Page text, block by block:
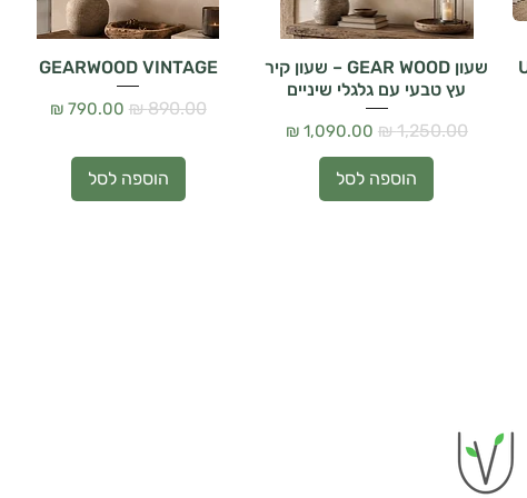
שעון GEAR WOOD – שעון קיר
עץ טבעי עם גלגלי שיניים
מחיר רגיל‏1,250.00 ‏₪ מחיר מבצע
הוספה לסל
GEARWOOD VINTAGE
מחיר רגיל‏890.00 ‏₪ מחיר מבצע
הוספה לסל